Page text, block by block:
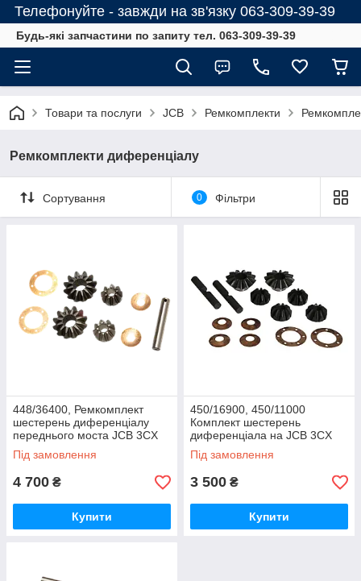
Телефонуйте - завжди на зв'язку 063-309-39-39
Будь-які запчастини по запиту тел. 063-309-39-39
Товари та послуги JCB Ремкомплекти
Ремкомплекти диференціалу
Сортування 0 Фільтри
448/36400, Ремкомплект
шестерень диференціалу
переднього моста JCB 3CX
4CX
Під замовлення
4 700 ₴
Купити
450/16900, 450/11000
Комплект шестерень
диференціала на JCB 3CX
4CX
Під замовлення
3 500 ₴
Купити